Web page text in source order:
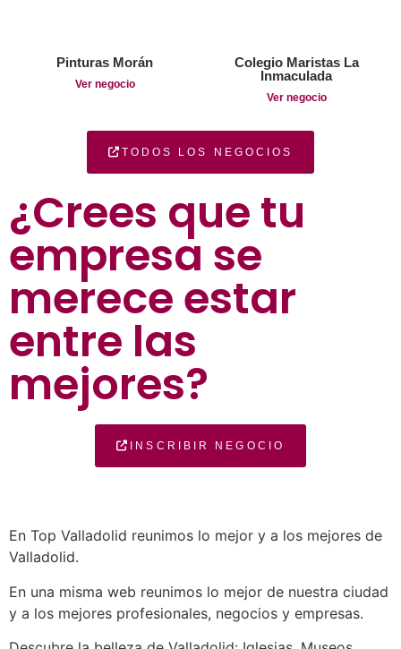
Pinturas Morán
Ver negocio
Colegio Maristas La
Inmaculada
Ver negocio
TODOS LOS NEGOCIOS
¿Crees que tu
empresa se
merece estar
entre las
mejores?
INSCRIBIR NEGOCIO
En Top Valladolid reunimos lo mejor y a los mejores de
Valladolid.
En una misma web reunimos lo mejor de nuestra ciudad
y a los mejores profesionales, negocios y empresas.